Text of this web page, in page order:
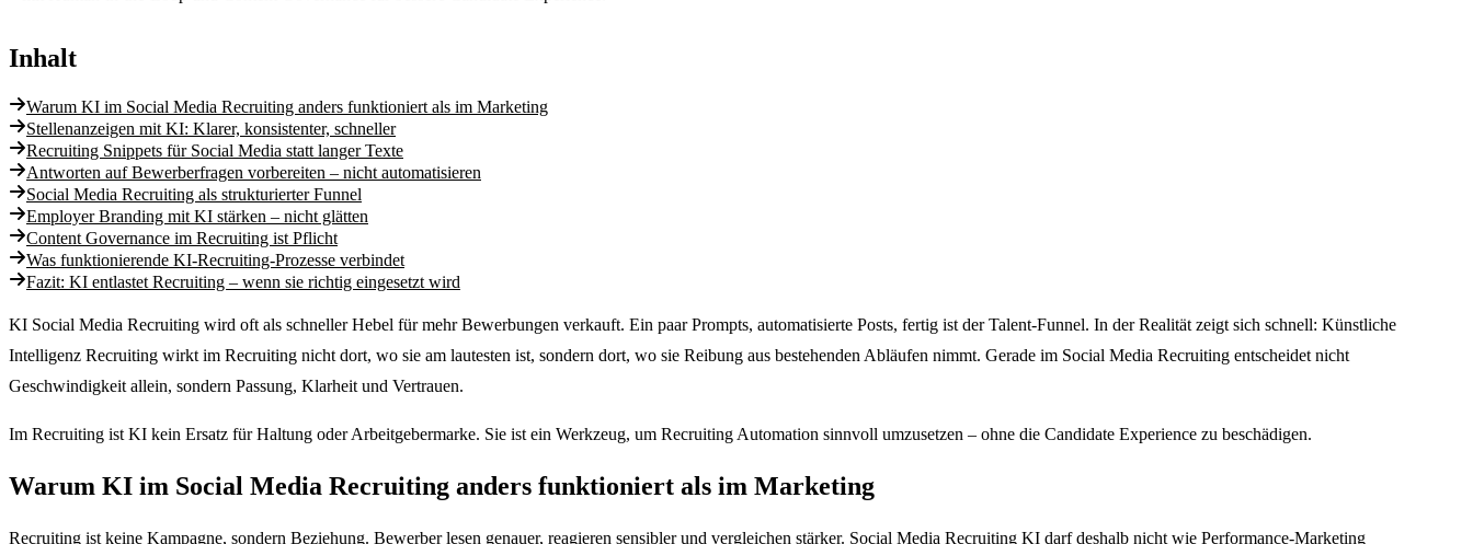
Inhalt
Warum KI im Social Media Recruiting anders funktioniert als im Marketing
Stellenanzeigen mit KI: Klarer, konsistenter, schneller
Recruiting Snippets für Social Media statt langer Texte
Antworten auf Bewerberfragen vorbereiten – nicht automatisieren
Social Media Recruiting als strukturierter Funnel
Employer Branding mit KI stärken – nicht glätten
Content Governance im Recruiting ist Pflicht
Was funktionierende KI-Recruiting-Prozesse verbindet
Fazit: KI entlastet Recruiting – wenn sie richtig eingesetzt wird
KI Social Media Recruiting wird oft als schneller Hebel für mehr Bewerbungen verkauft. Ein paar Prompts, automatisierte Posts, fertig ist der Talent-Funnel. In der Realität zeigt sich schnell: Künstliche
Intelligenz Recruiting wirkt im Recruiting nicht dort, wo sie am lautesten ist, sondern dort, wo sie Reibung aus bestehenden Abläufen nimmt. Gerade im Social Media Recruiting entscheidet nicht
Geschwindigkeit allein, sondern Passung, Klarheit und Vertrauen.
Im Recruiting ist KI kein Ersatz für Haltung oder Arbeitgebermarke. Sie ist ein Werkzeug, um Recruiting Automation sinnvoll umzusetzen – ohne die Candidate Experience zu beschädigen.
Warum KI im Social Media Recruiting anders funktioniert als im Marketing
Recruiting ist keine Kampagne, sondern Beziehung. Bewerber lesen genauer, reagieren sensibler und vergleichen stärker. Social Media Recruiting KI darf deshalb nicht wie Performance-Marketing